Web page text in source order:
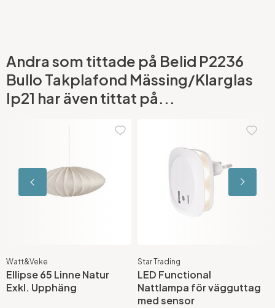
Andra som tittade på Belid P2236
Bullo Takplafond Mässing/Klarglas
Ip21 har även tittat på...
Watt&Veke
Ellipse 65 Linne Natur
Exkl. Upphäng
Star Trading
LED Functional
Nattlampa för vägguttag
med sensor